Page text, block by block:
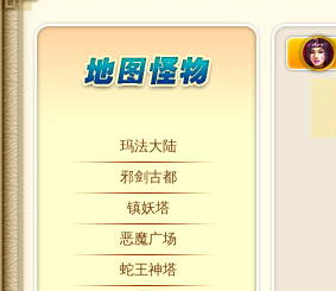
玛法大陆
邪剑古都
镇妖塔
恶魔广场
蛇王神塔